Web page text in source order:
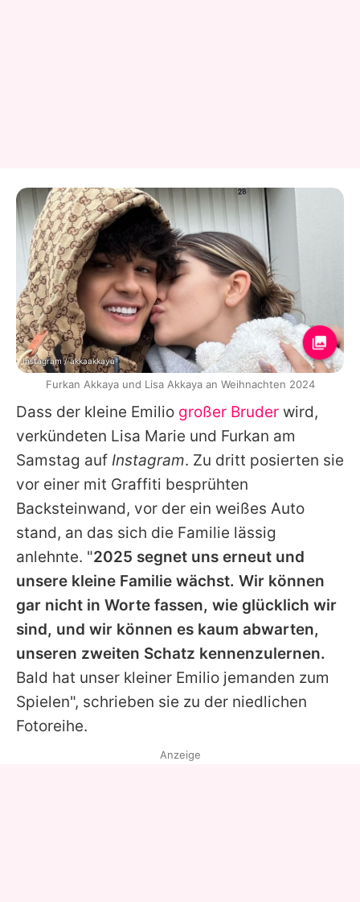
Dass der kleine Emilio großer Bruder wird,
verkündeten Lisa Marie und Furkan am
Samstag auf Instagram. Zu dritt posierten sie
vor einer mit Graffiti besprühten
Backsteinwand, vor der ein weißes Auto
stand, an das sich die Familie lässig
anlehnte. "2025 segnet uns erneut und
unsere kleine Familie wächst. Wir können
gar nicht in Worte fassen, wie glücklich wir
sind, und wir können es kaum abwarten,
unseren zweiten Schatz kennenzulernen.
Bald hat unser kleiner Emilio jemanden zum
Spielen", schrieben sie zu der niedlichen
Fotoreihe.
Instagram / akkaakkaya
Furkan Akkaya und Lisa Akkaya an Weihnachten 2024
Anzeige